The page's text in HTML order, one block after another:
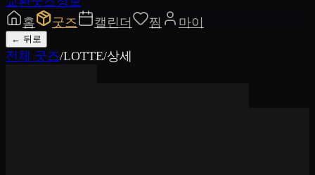
홈
굿즈 캘린더 찜 마이
← 뒤로
전체 굿즈/LOTTE/상세